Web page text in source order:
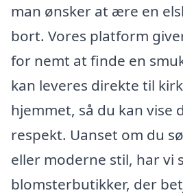
man ønsker at ære en
bort. Vores platform
for nemt at finde en
kan leveres direkte til
hjemmet, så du kan vise
respekt. Uanset om du
eller moderne stil, har vi
blomsterbutikker, der